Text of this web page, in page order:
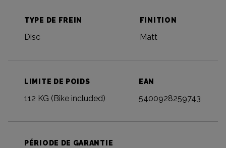
TYPE DE FREIN
Disc
FINITION
Matt
LIMITE DE POIDS
112 KG (Bike included)
EAN
5400928259743
PÉRIODE DE GARANTIE